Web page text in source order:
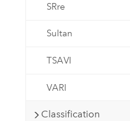
SRre
Sultan
TSAVI
VARI
Classification